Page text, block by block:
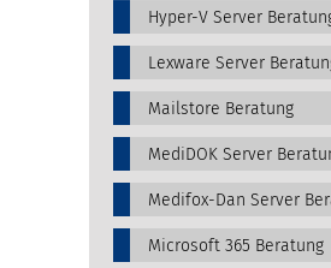
Hyper-V Server
Lexware Server
Mailstore Beratung
MediDOK Server
Medifox-Dan Server
Microsoft 365 Beratung